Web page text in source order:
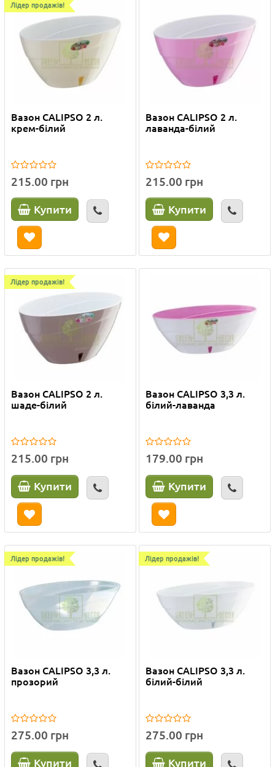
Лідер продажів!
Вазон CALIPSO 2 л.
крем-білий
215.00 грн
Купити
Вазон CALIPSO 2 л.
лаванда-білий
215.00 грн
Купити
Лідер продажів!
Вазон CALIPSO 2 л.
шаде-білий
215.00 грн
Купити
Вазон CALIPSO 3,3 л.
білий-лаванда
179.00 грн
Купити
Лідер продажів!
Вазон CALIPSO 3,3 л.
прозорий
275.00 грн
Купити
Лідер продажів!
Вазон CALIPSO 3,3 л.
білий-білий
275.00 грн
Купити